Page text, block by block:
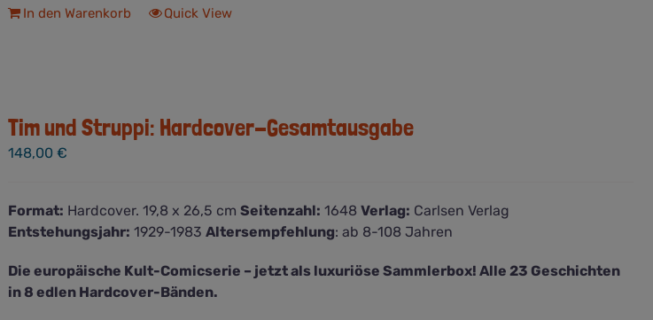
In den Warenkorb Quick View
Tim und Struppi: Hardcover-Gesamtausgabe
148,00 €
Format: Hardcover. 19,8 x 26,5 cm Seitenzahl: 1648 Verlag: Carlsen Verlag
Entstehungsjahr: 1929-1983 Altersempfehlung: ab 8-108 Jahren
Die europäische Kult-Comicserie – jetzt als luxuriöse Sammlerbox! Alle 23 Geschichten
in 8 edlen Hardcover-Bänden.